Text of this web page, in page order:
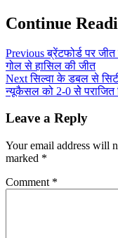
Continue
Previousब्रेंटफोर्ड पर
गोल से हासिल की जीत
Nextसिल्वा के डबल से
न्यूकैसल को 2-0 सेे पराजित
Leave a Reply
Your email address will
marked *
Comment *